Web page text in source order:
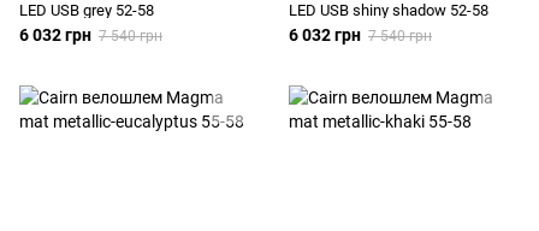
LED USB grey 52-58
6 032 грн 7 540 грн
LED USB shiny shadow 52-58
6 032 грн 7 540 грн